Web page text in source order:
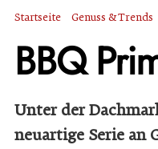
Startseite Genuss & Trends
BBQ
Unter der
neuartige Serie an